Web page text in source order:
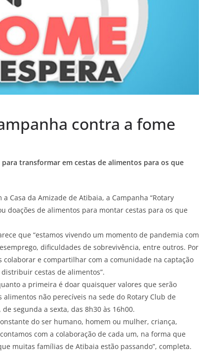
contra a fome
transformar em cestas de alimentos para os que
Casa da Amizade de Atibaia, a Campanha “Rotary
doações de alimentos para montar cestas para os que
que “estamos vivendo um momento de pandemia com
dificuldades de sobrevivência, entre outros. Por
e compartilhar com a comunidade na captação
cestas de alimentos”.
a primeira é doar quaisquer valores que serão
não perecíveis na sede do Rotary Club de
segunda a sexta, das 8h30 às 16h00.
do ser humano, homem ou mulher, criança,
com a colaboração de cada um, na forma que
muitas famílias de Atibaia estão passando”, completa.